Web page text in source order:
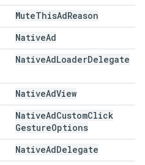
MuteThisAdReason
NativeAd
NativeAdLoaderDelegate
NativeAdView
NativeAdCustomClick
GestureOptions
NativeAdDelegate